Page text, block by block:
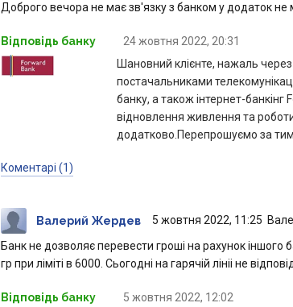
Доброго вечора не має зв'язку з банком у додаток не
Відповідь банку
24 жовтня 2022, 20:31
Шановний клієнте, нажаль через
постачальниками
банку, а також інтернет-банкінг
відновлення живлення та
додатково.Перепрошуємо за
Коментарі (1)
Валерий Жердев 5 жовтня 2022, 11:25
Банк не дозволяє перевести гроші на рахунок
гр при ліміті в 6000. Сьогодні на гарячій лініі не
Відповідь банку
5 жовтня 2022, 12:02